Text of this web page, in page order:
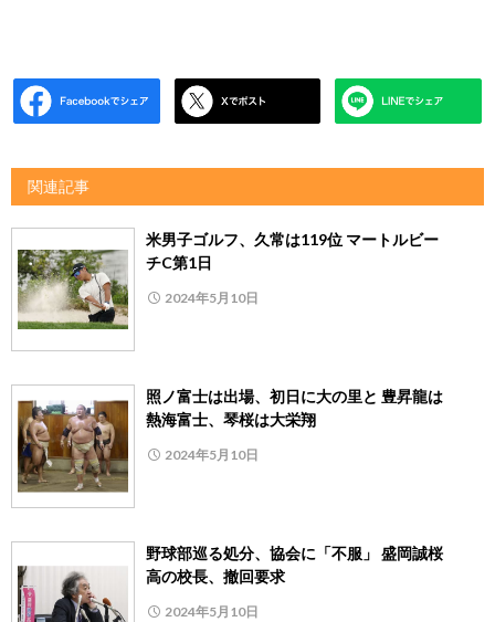
関連記事
米男子ゴルフ、久常は119位 マートルビー
チC第1日
2024年5月10日
照ノ富士は出場、初日に大の里と 豊昇龍は
熱海富士、琴桜は大栄翔
2024年5月10日
野球部巡る処分、協会に「不服」 盛岡誠桜
高の校長、撤回要求
2024年5月10日